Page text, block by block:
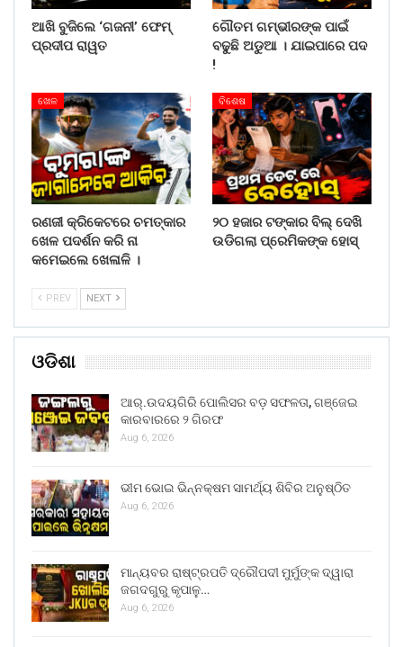
ଆଖି ବୁଜିଲେ ‘ଗଜନୀ’ ଫେମ୍
ପ୍ରଦୀପ ରାୱତ
ଗୌତମ ଗମ୍ଭୀରଙ୍କ ପାଇଁ
ବଢୁଛି ଅଡୁଆ । ଯାଇପାରେ ପଦ
!
ଖେଳ
ରଣଜୀ କ୍ରିକେଟରେ ଚମତ୍କାର
ଖେଳ ପଦର୍ଶନ କରି ନା
କମେଇଲେ ଖେଳାଳି ।
ବିଶେଷ
୨୦ ହଜାର ଟଙ୍କାର ବିଲ୍ ଦେଖି
ଉଡିଗଲା ପ୍ରେମିକଙ୍କ ହୋସ୍
PREV NEXT
ଓଡିଶା
ଆର୍.ଉଦୟଗିରି ପୋଲିସର ବଡ଼ ସଫଳତା, ଗଞ୍ଜେଇ
କାରବାରରେ ୨ ଗିରଫ
Aug 6, 2026
ଭୀମ ଭୋଇ ଭିନ୍ନକ୍ଷମ ସାମର୍ଥ୍ୟ ଶିବିର ଅନୁଷ୍ଠିତ
Aug 6, 2026
ମାନ୍ୟବର ରାଷ୍ଟ୍ରପତି ଦ୍ରୌପଦୀ ମୁର୍ମୁଙ୍କ ଦ୍ୱାରା
ଜଗଦଗୁରୁ କୃପାଳୁ…
Aug 6, 2026